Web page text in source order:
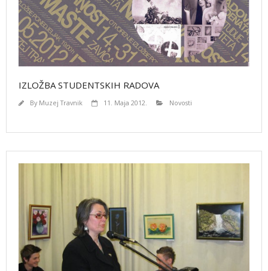
IZLOŽBA STUDENTSKIH RADOVA
By Muzej Travnik 11. Maja 2012. Novosti